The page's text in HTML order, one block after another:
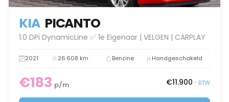
KIA PICANTO
1.0 DPi DynamicLine ✅ 1e Eigenaar | VELGEN | CARPLAY
2021 26.608 km Benzine Handgeschakeld
€183 p/m €11.900 • BTW